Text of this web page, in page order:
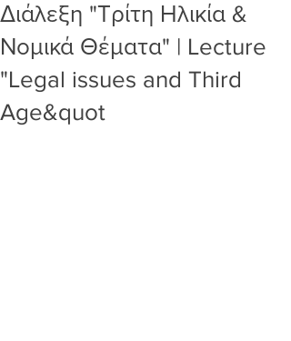
Διάλεξη "Τρίτη Ηλικία &
Νομικά Θέματα" | Lecture
"Legal issues and Third
Age&quot